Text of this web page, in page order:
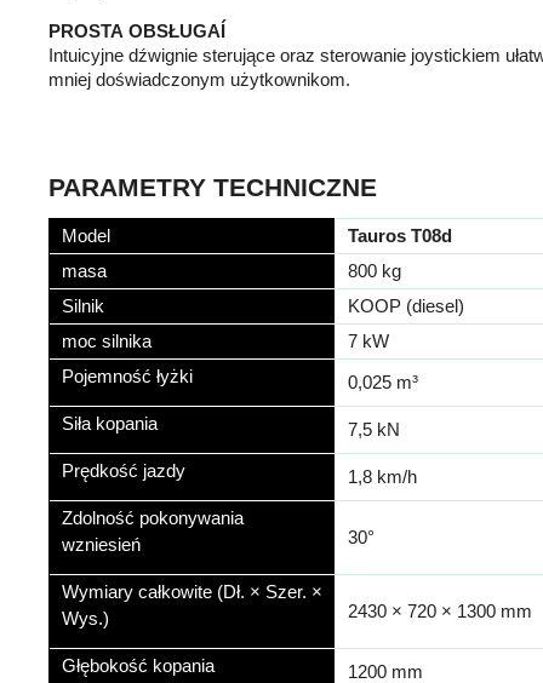
PROSTA OBSŁUGAÍ
Intuicyjne dźwignie sterujące oraz sterowanie joystickiem
mniej doświadczonym użytkownikom.
PARAMETRY TECHNICZNE
Model Tauros T08d
masa
800 kg
Silnik
KOOP (diesel)
moc silnika
7 kW
Pojemność łyżki
0,025 m³
Siła kopania
7,5 kN
Prędkość jazdy
1,8 km/h
Zdolność pokonywania
wzniesień
30°
Wymiary całkowite (Dł. × Szer. ×
Wys.)
2430 × 720 × 1300 mm
Głębokość kopania 1200 mm